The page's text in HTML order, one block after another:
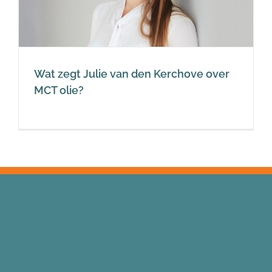
Wat zegt Julie van den Kerchove over
MCT olie?